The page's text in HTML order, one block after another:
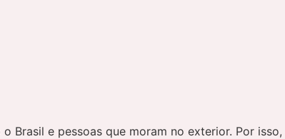
Brasil e pessoas que moram no exterior. Por